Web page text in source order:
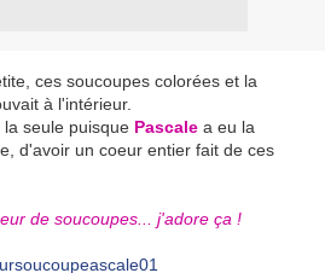
ces soucoupes colorées et la
à l'intérieur.
seule puisque Pascale a eu la
d'avoir un coeur entier fait de ces
de soucoupes... j'adore ça !